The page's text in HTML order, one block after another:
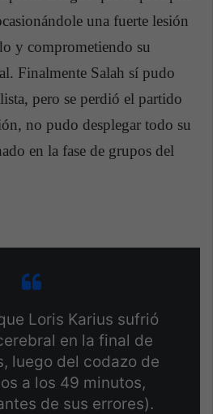
una fuerte lesión
y comprometiendo su
Finalmente Salah sí pudo
pero se perdió el partido
no pudo desplegar todo su
en la fase de grupos del
Loris Karius sufrió
en la final de
luego del codazo de
a los 49 minutos,
de sus errores).